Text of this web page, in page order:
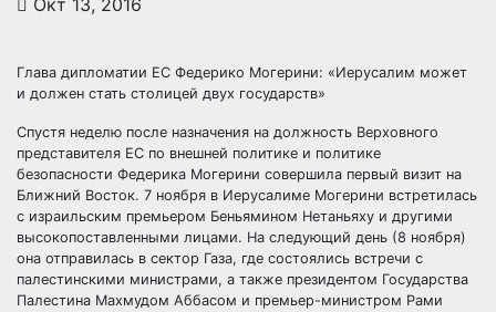
Окт 13, 2016
Глава дипломатии ЕС Федерико Могерини: «Иерусалим может
и должен стать столицей двух государств»
Спустя неделю после назначения на должность Верховного
представителя ЕС по внешней политике и политике
безопасности Федерика Могерини совершила первый визит на
Ближний Восток. 7 ноября в Иерусалиме Могерини встретилась
с израильским премьером Беньямином Нетаньяху и другими
высокопоставленными лицами. На следующий день (8 ноября)
она отправилась в сектор Газа, где состоялись встречи с
палестинскими министрами, а также президентом Государства
Палестина Махмудом Аббасом и премьер-министром Рами